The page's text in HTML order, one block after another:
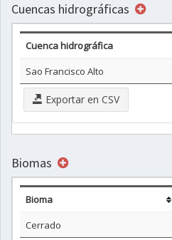
Cuencas hidrográficas
Cuenca hidrográfica
Sao Francisco Alto
Exportar en CSV
Biomas
Bioma
Cerrado